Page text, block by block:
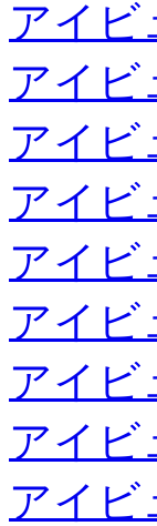
アイビ
アイビ
アイビ
アイビ
アイビ
アイビ
アイビ
アイビ
アイビ